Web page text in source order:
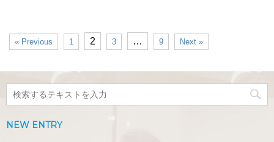
« Previous 1 2 3 … 9 Next »
NEW ENTRY